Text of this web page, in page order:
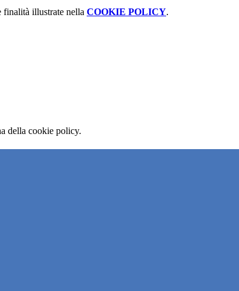
finalità illustrate nella COOKIE POLICY.
della cookie policy.